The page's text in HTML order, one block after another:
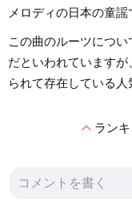
メロディの日本の童謡
この曲のルーツについ
だといわれています
られて存在している人
expand_lessラン